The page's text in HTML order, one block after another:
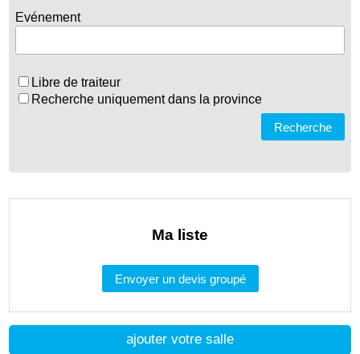
ajouter votre salle
Evénement
Libre de traiteur
Recherche uniquement dans la province
Recherche
Ma liste
Envoyer un devis groupé